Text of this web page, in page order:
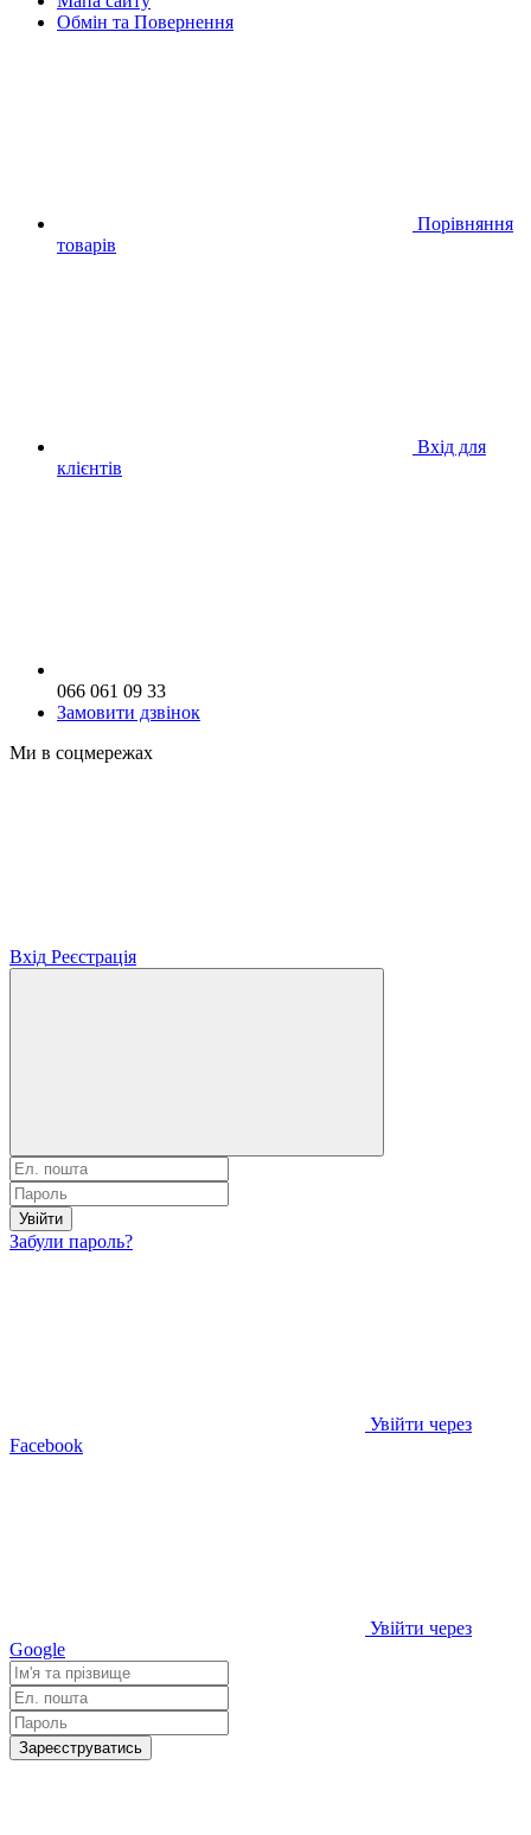
Обмін та Повернення
Порівняння
товарів
Вхід для
клієнтів
066 061 09 33
Замовити дзвінок
Ми в соцмережах
Вхід Реєстрація
Увійти
Забули пароль?
Увійти через
Facebook
Увійти через
Google
Зареєструватись